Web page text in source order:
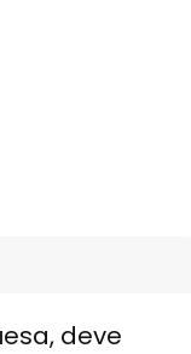
o
de
de
presta
deve